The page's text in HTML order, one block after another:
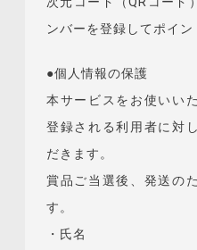
ンバーを登録してポイン
●個人情報の保護
本サービスをお使いい
登録される利用者に対
だきます。
賞品ご当選後、発送の
す。
・氏名